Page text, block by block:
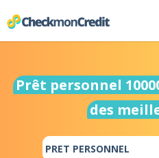
Prêt personnel
des